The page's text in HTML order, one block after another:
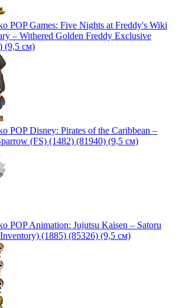
POP Games: Five Nights at Freddy's Wiki
– Withered Golden Freddy Exclusive
(9,5 см)
POP Disney: Pirates of the Caribbean –
(FS) (1482) (81940) (9,5 см)
POP Animation: Jujutsu Kaisen – Satoru
(1885) (85326) (9,5 см)